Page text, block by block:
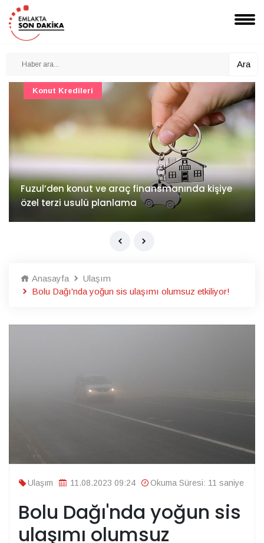
Ara
İv Kandilli'de yaşam yakında başlıyor
Konut Projeleri
Anasayfa
Ulaşım
Bolu Dağı'nda yoğun sis ulaşımı olumsuz etkiliyor!
Ulaşım 11.08.2023 09:24 Okuma Süresi: 11 saniye
Bolu Dağı'nda yoğun sis
ulaşımı olumsuz